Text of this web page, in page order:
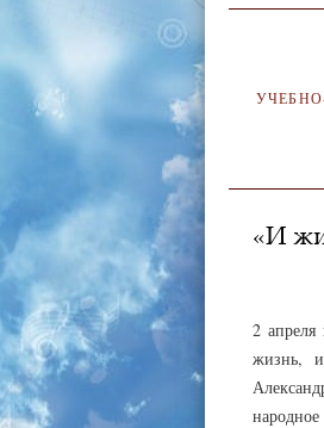
«И
2
жизнь, и